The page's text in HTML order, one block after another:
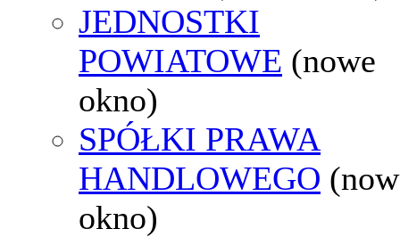
JEDNOSTKI
POWIATOWE (nowe
okno)
SPÓŁKI PRAWA
HANDLOWEGO
okno)